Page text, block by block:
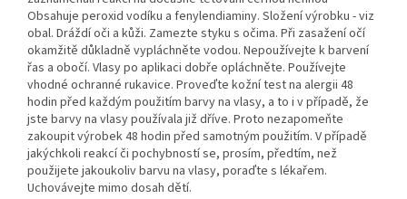
Obsahuje peroxid vodíku a fenylendiaminy. Složení výrobku - viz
obal. Dráždí oči a kůži. Zamezte styku s očima. Při zasažení očí
okamžitě důkladně vypláchněte vodou. Nepoužívejte k barvení
řas a obočí. Vlasy po aplikaci dobře opláchněte. Používejte
vhodné ochranné rukavice. Proveďte kožní test na alergii 48
hodin před každým použitím barvy na vlasy, a to i v případě, že
jste barvy na vlasy používala již dříve. Proto nezapomeňte
zakoupit výrobek 48 hodin před samotným použitím. V případě
jakýchkoli reakcí či pochybností se, prosím, předtím, než
použijete jakoukoliv barvu na vlasy, poraďte s lékařem.
Uchovávejte mimo dosah dětí.